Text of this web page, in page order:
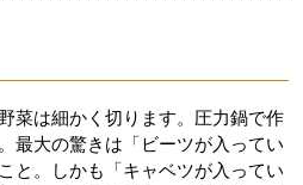
菜は細かく切ります。圧力鍋で作
最大の驚きは「ビーツが入ってい
と。しかも「キャベツが入ってい